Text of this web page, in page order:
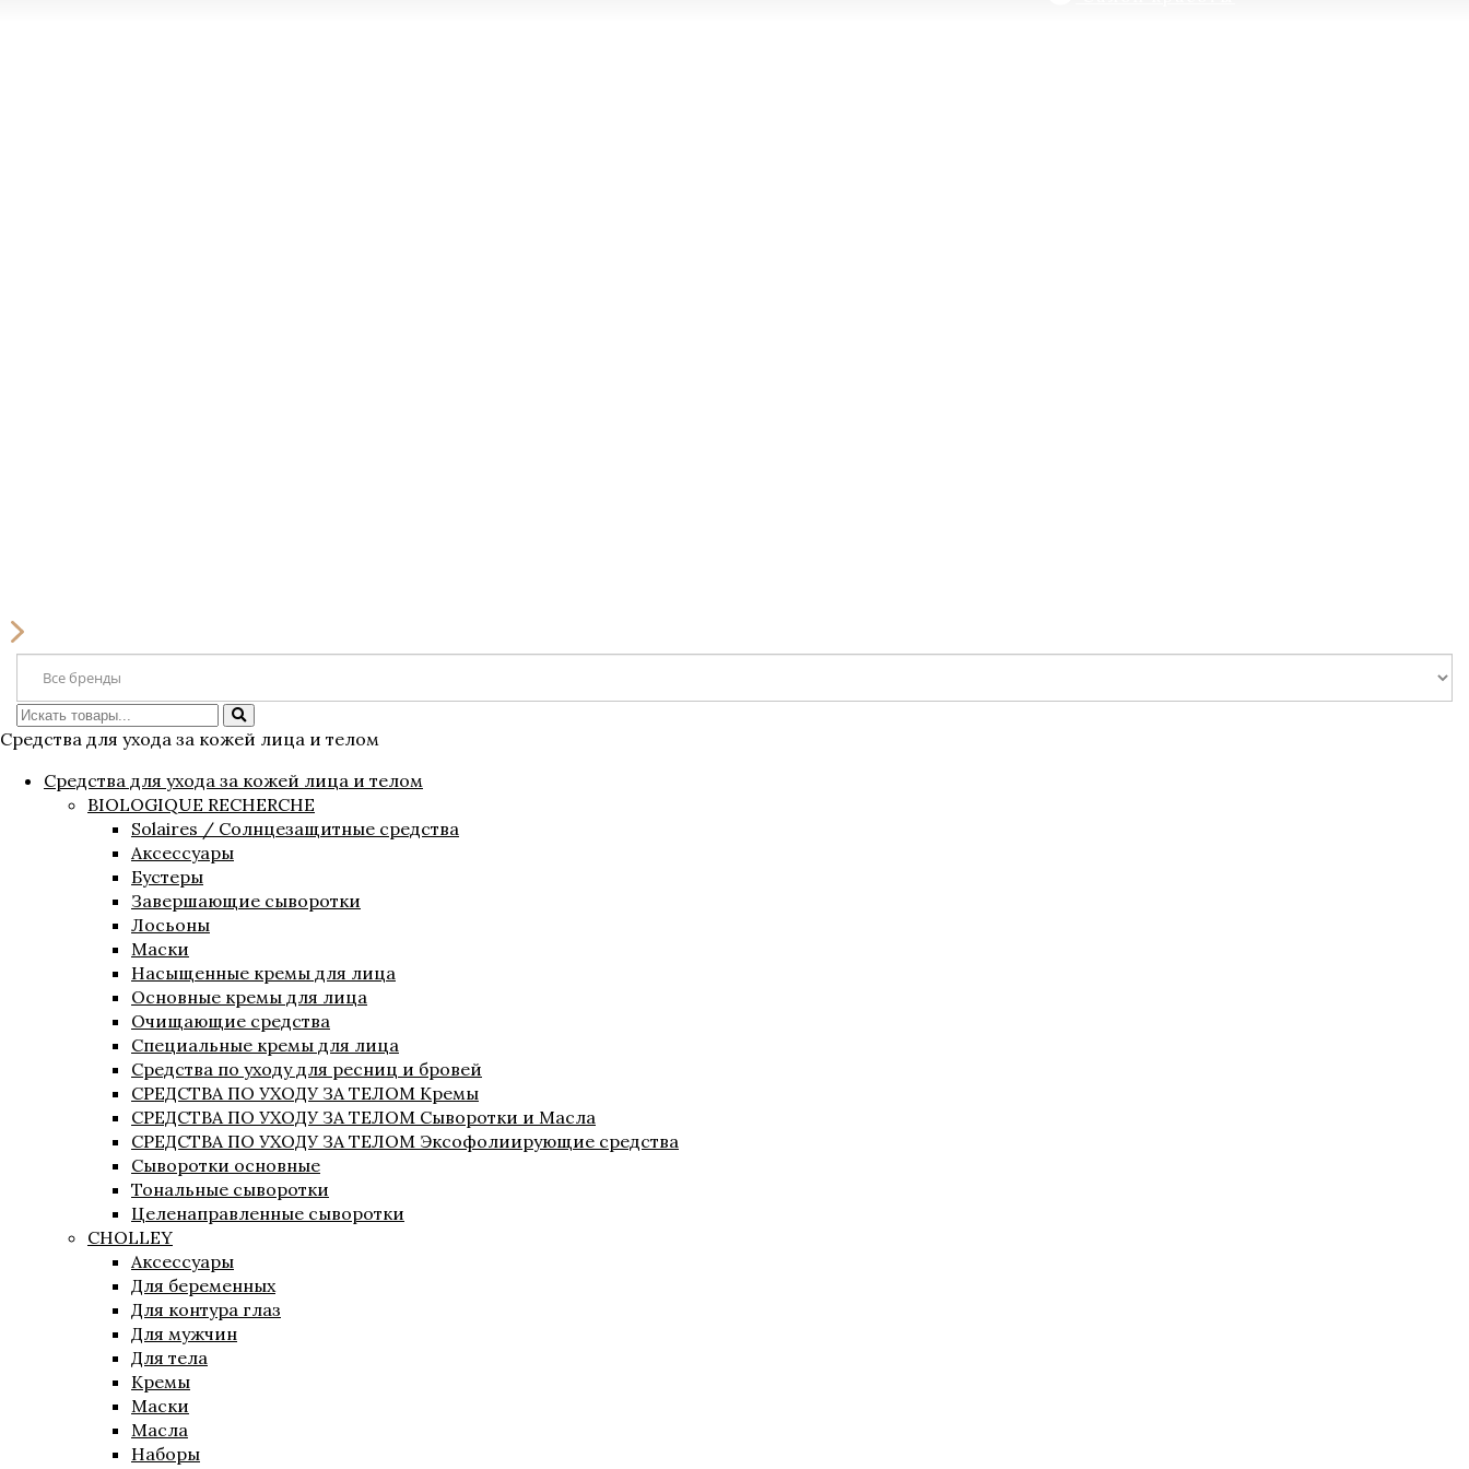
Искать
Средства для ухода за кожей лица и телом
Средства для ухода за кожей лица и телом
BIOLOGIQUE RECHERCHE
Solaires / Солнцезащитные средства
Аксессуары
Бустеры
Завершающие сыворотки
Лосьоны
Маски
Насыщенные кремы для лица
Основные кремы для лица
Очищающие средства
Специальные кремы для лица
Средства по уходу для ресниц и бровей
СРЕДСТВА ПО УХОДУ ЗА ТЕЛОМ Кремы
СРЕДСТВА ПО УХОДУ ЗА ТЕЛОМ Сыворотки и Масла
СРЕДСТВА ПО УХОДУ ЗА ТЕЛОМ Эксофолиирующие средства
Сыворотки основные
Тональные сыворотки
Целенаправленные сыворотки
CHOLLEY
Аксессуары
Для беременных
Для контура глаз
Для мужчин
Для тела
Кремы
Маски
Масла
Наборы